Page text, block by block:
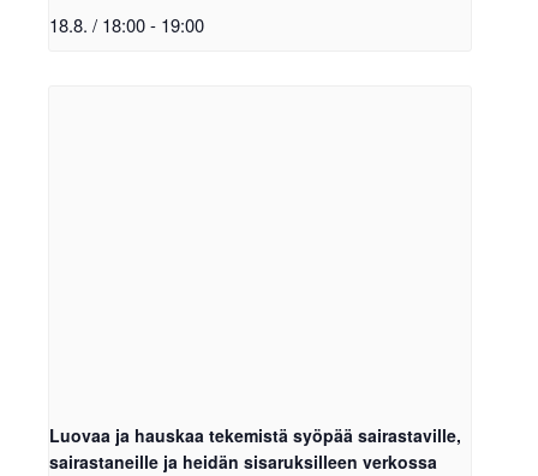
18.8. / 18:00- 19:00
Luovaa ja hauskaa tekemistä syöpää sairastaville,
sairastaneille ja heidän sisaruksilleen verkossa